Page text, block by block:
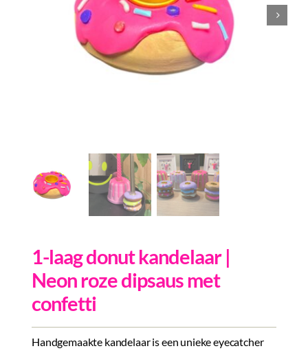
Overige
1-laag donut kandelaar |
Neon roze dipsaus met
confetti
Handgemaakte kandelaar is een unieke eyecatcher